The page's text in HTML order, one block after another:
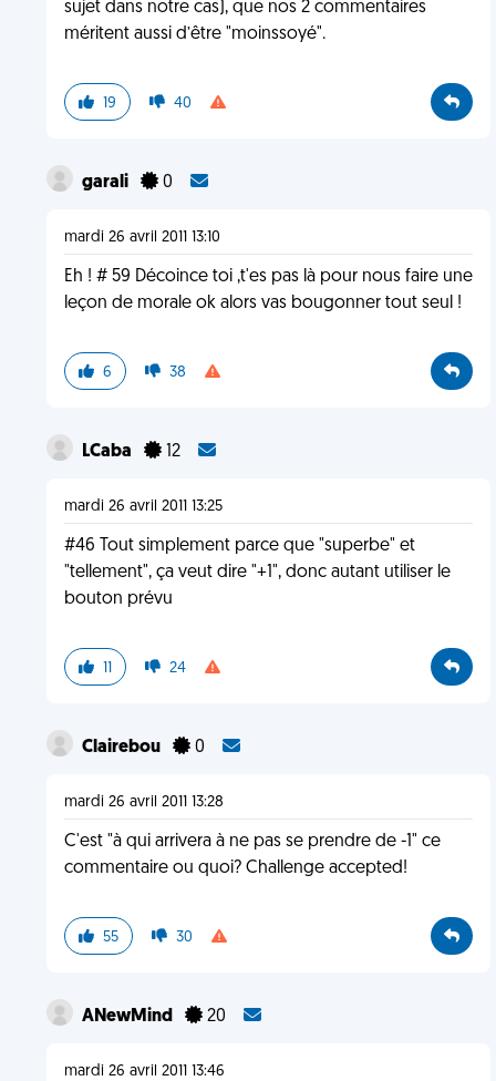
sujet dans notre cas), que nos 2 commentaires
méritent aussi d’être "moinssoyé".
19 40
garali 0
mardi 26 avril 2011 13:10
Eh ! # 59 Décoince toi ,t'es pas là pour nous faire une
leçon de morale ok alors vas bougonner tout seul !
6 38
LCaba 12
mardi 26 avril 2011 13:25
#46 Tout simplement parce que "superbe" et
"tellement", ça veut dire "+1", donc autant utiliser le
bouton prévu
11 24
Clairebou 0
mardi 26 avril 2011 13:28
C'est "à qui arrivera à ne pas se prendre de -1" ce
commentaire ou quoi? Challenge accepted!
55 30
ANewMind 20
mardi 26 avril 2011 13:46